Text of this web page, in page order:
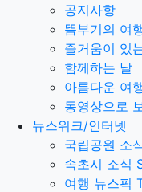
공지사항
뜸부기의 여
즐거움이 있
함께하는 날
아름다운 여
동영상으로
뉴스워크/인터넷
국립공원 소
속초시 소식
여행 뉴스픽